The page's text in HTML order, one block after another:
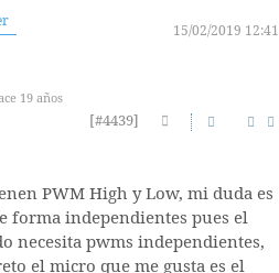
15/02/2019 12:41
19 años
[#4439]
PWM High y Low, mi duda es
forma independientes pues el
necesita pwms independientes,
el micro que me gusta es el